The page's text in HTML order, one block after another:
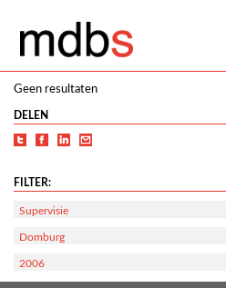
Geen resultaten
DELEN
FILTER:
Supervisie
Domburg
2006